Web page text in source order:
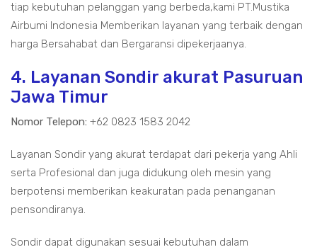
tiap kebutuhan pelanggan yang berbeda,kami PT.Mustika
Airbumi Indonesia Memberikan layanan yang terbaik dengan
harga Bersahabat dan Bergaransi dipekerjaanya.
4. Layanan Sondir akurat Pasuruan
Jawa Timur
Nomor Telepon: +62 0823 1583 2042
Layanan Sondir yang akurat terdapat dari pekerja yang Ahli
serta Profesional dan juga didukung oleh mesin yang
berpotensi memberikan keakuratan pada penanganan
pensondiranya.
Sondir dapat digunakan sesuai kebutuhan dalam